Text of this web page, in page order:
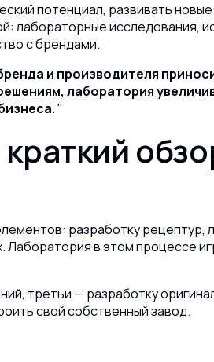
потенциал, развивать
лабораторные исследования,
с брендами.
и производителя
лаборатория
разработку рецептур,
Лаборатория в этом процессе
третьи — разработку
свой собственный завод.